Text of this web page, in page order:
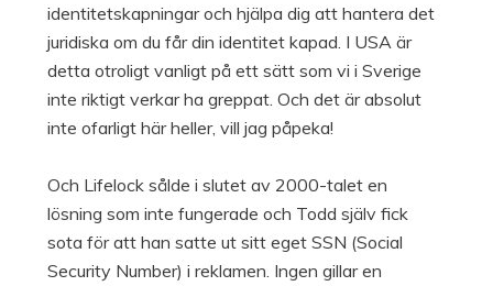
identitetskapningar och hjälpa dig att hantera det
juridiska om du får din identitet kapad. I USA är
detta otroligt vanligt på ett sätt som vi i Sverige
inte riktigt verkar ha greppat. Och det är absolut
inte ofarligt här heller, vill jag påpeka!
Och Lifelock sålde i slutet av 2000-talet en
lösning som inte fungerade och Todd själv fick
sota för att han satte ut sitt eget SSN (Social
Security Number) i reklamen. Ingen gillar en